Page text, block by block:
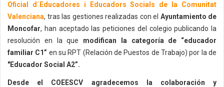
Oficial d´Educadores i Educadors Socials de la Comunitat
Valenciana, tras las gestiones realizadas con el Ayuntamiento de
Moncofar, han aceptado las peticiones del colegio publicando la
resolución en la que modifican la categoría de “educador
familiar C1” en su RPT (Relación de Puestos de Trabajo) por la de
"Educador Social A2”.
Desde el COEESCV agradecemos la colaboración y